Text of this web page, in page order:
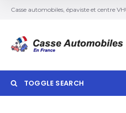
Casse automobiles, épaviste et centre
TOGGLE SEARCH